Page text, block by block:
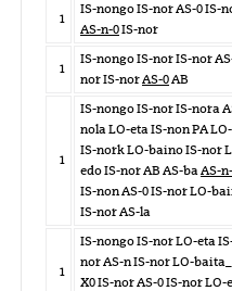
1
IS-nongo IS-nor AS-0 IS-
AS-n-0IS-nor
1
IS-nongo IS-nor IS-nor
nor IS-norAS-0AB
1
IS-nongo IS-nor IS-nora
nola LO-eta IS-non PA
IS-nork LO-baino IS-nor
edo IS-nor AB AS-baAS-
IS-non AS-0 IS-nor LO-
IS-nor AS-la
1
IS-nongo IS-nor LO-eta
nor AS-n IS-nor LO-
X0 IS-nor AS-0 IS-nor LO-